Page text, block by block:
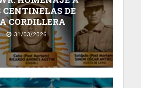
CENTINELAS DE
CORDILLERA
31/03/2026